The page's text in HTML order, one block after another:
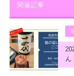
関連記事
ん